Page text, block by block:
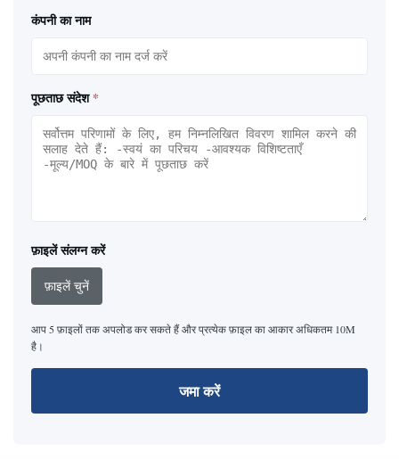
कंपनी का नाम
पूछताछ संदेश *
फ़ाइलें संलग्न करें
फ़ाइलें चुनें
आप 5 फ़ाइलों तक अपलोड कर सकते हैं और प्रत्येक फ़ाइल का आकार अधिकतम 10M
है।
जमा करें